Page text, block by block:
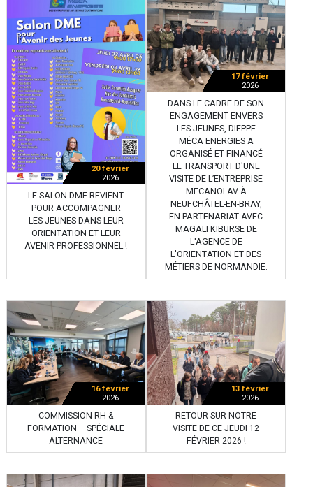
20 février
2026
LE SALON DME REVIENT
POUR ACCOMPAGNER
LES JEUNES DANS LEUR
ORIENTATION ET LEUR
AVENIR PROFESSIONNEL !
17 février
2026
DANS LE CADRE DE SON
ENGAGEMENT ENVERS
LES JEUNES, DIEPPE
MÉCA ENERGIES A
ORGANISÉ ET FINANCÉ
LE TRANSPORT D'UNE
VISITE DE L’ENTREPRISE
MECANOLAV À
NEUFCHÂTEL-EN-BRAY,
EN PARTENARIAT AVEC
MAGALI KIBURSE DE
L'AGENCE DE
L'ORIENTATION ET DES
MÉTIERS DE NORMANDIE.
16 février
2026
COMMISSION RH &
FORMATION – SPÉCIALE
ALTERNANCE
13 février
2026
RETOUR SUR NOTRE
VISITE DE CE JEUDI 12
FÉVRIER 2026 !